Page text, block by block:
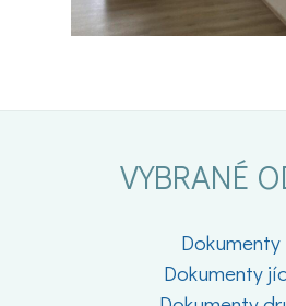
VYBRANÉ
Dokumenty
Dokumenty